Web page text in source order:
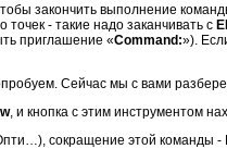
закончить выполнение
точек - такие надо заканчивать с
приглашение «Command:»).
Сейчас мы с вами
, и кнопка с этим инструментом
сокращение этой